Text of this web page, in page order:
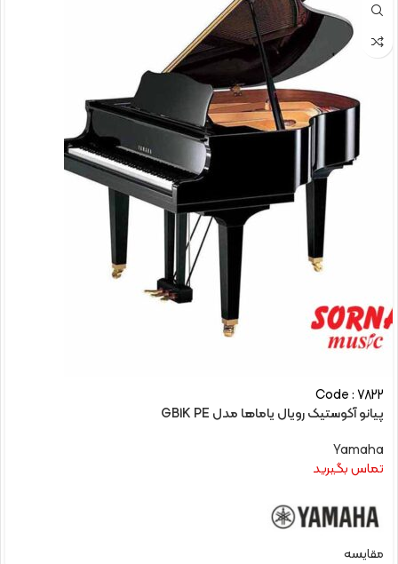
Code : 7822
پیانو آکوستیک رویال یاماها مدل GB1K PE
Yamaha
تماس بگیرید
مقایسه